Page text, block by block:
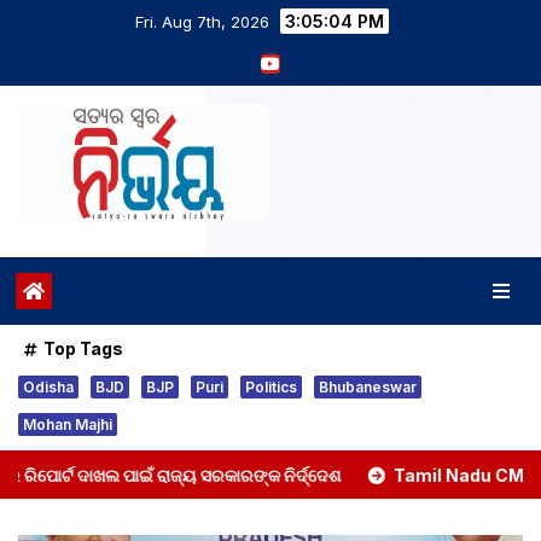
Fri. Aug 7th, 2026 3:05:05 PM
Top Tags
Odisha BJD BJP Puri Politics Bhubaneswar
Mohan Majhi
ପାଇଁ ରାଜ୍ୟ ସରକାରଙ୍କ ନିର୍ଦ୍ଦେଶ Tamil Nadu CM’s Wife